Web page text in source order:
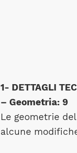
1- DETTAGLI
– Geometria: 9
Le geometrie
alcune